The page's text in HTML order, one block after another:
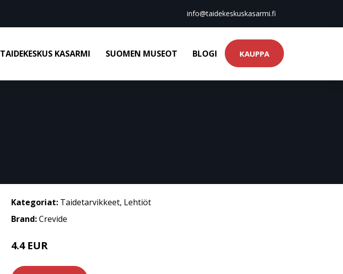
info@taidekeskuskasarmi.fi
TAIDEKESKUS KASARMI SUOMEN MUSEOT BLOGI KAUPPA
Kategoriat: Taidetarvikkeet, Lehtiöt
Brand:Crevide
4.4 EUR